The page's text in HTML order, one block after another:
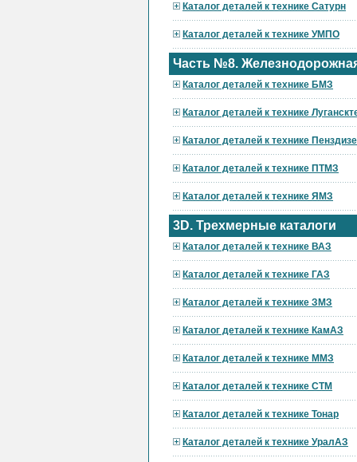
Каталог деталей к технике Сатурн
Каталог деталей к технике УМПО
Часть №8.
Каталог деталей к технике БМЗ
Каталог деталей к технике
Каталог деталей к технике
Каталог деталей к технике ПТМЗ
Каталог деталей к технике ЯМЗ
3D. Трехмерные каталоги
Каталог деталей к технике ВАЗ
Каталог деталей к технике ГАЗ
Каталог деталей к технике ЗМЗ
Каталог деталей к технике КамАЗ
Каталог деталей к технике ММЗ
Каталог деталей к технике СТМ
Каталог деталей к технике Тонар
Каталог деталей к технике УралАЗ